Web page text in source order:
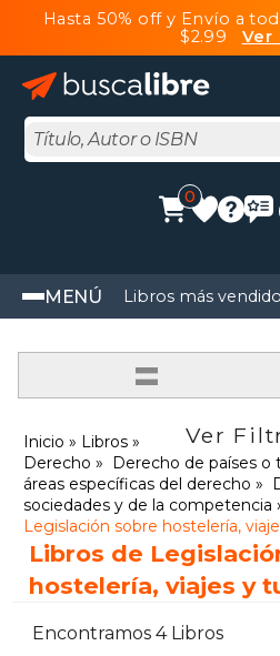
Hasta 50% off y Envío a
$2.99 Ver
0
MENÚ Libros más
=
Ver
Inicio
Libros
Derecho
Derecho de países
áreas específicas del derecho
sociedades y de la competencia
Legislación sobre hostelería,
Libros de
hostelería, viajes y
Encontramos 4 Libros